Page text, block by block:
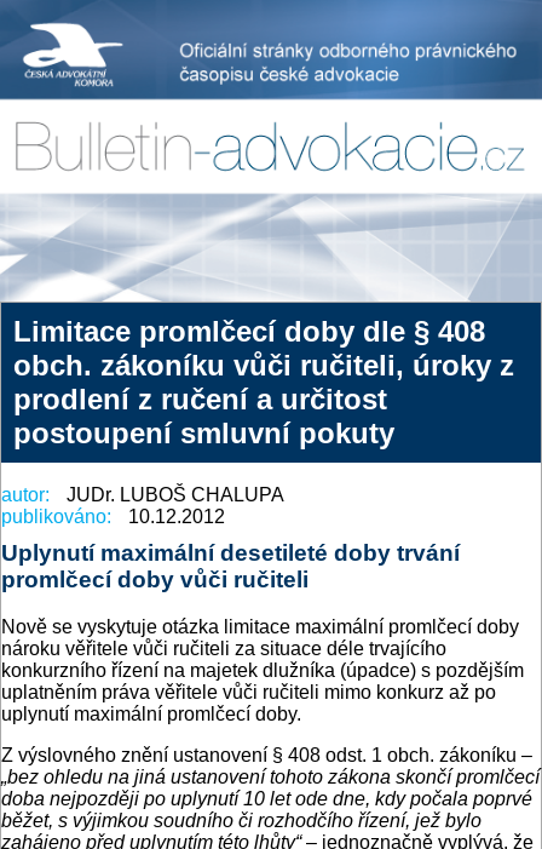
Limitace promlčecí doby dle § 408
obch. zákoníku vůči ručiteli, úroky z
prodlení z ručení a určitost
postoupení smluvní pokuty
autor:
JUDr. LUBOŠ CHALUPA
publikováno:
10.12.2012
Uplynutí maximální desetileté doby trvání
promlčecí doby vůči ručiteli
Nově se vyskytuje otázka limitace maximální promlčecí doby
nároku věřitele vůči ručiteli za situace déle trvajícího
konkurzního řízení na majetek dlužníka (úpadce) s pozdějším
uplatněním práva věřitele vůči ručiteli mimo konkurz až po
uplynutí maximální promlčecí doby.
Z výslovného znění ustanovení § 408 odst. 1 obch. zákoníku –
„bez ohledu na jiná ustanovení tohoto zákona skončí promlčecí
doba nejpozději po uplynutí 10 let ode dne, kdy počala poprvé
běžet, s výjimkou soudního či rozhodčího řízení, jež bylo
zahájeno před uplynutím této lhůty“– jednoznačně vyplývá, že